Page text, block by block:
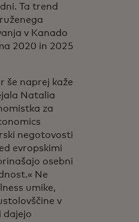
Ta trend
v Kanado
2020 in 2025
še naprej kaže
Natalia
za
negotovosti
evropskimi
osebni
Ne
umike,
v
dajejo